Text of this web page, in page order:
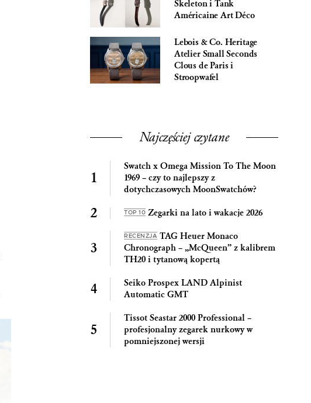
Skeleton i Tank
Américaine Art Déco
Lebois & Co. Heritage
Atelier Small Seconds
Clous de Paris i
Stroopwafel
Najczęściej czytane
Swatch x Omega Mission To The Moon
1969 – czy to najlepszy z
dotychczasowych MoonSwatchów?
TOP 10 Zegarki na lato i wakacje 2026
RECENZJA TAG Heuer Monaco
Chronograph – „McQueen” z kalibrem
TH20 i tytanową kopertą
Seiko Prospex LAND Alpinist
Automatic GMT
Tissot Seastar 2000 Professional –
profesjonalny zegarek nurkowy w
pomniejszonej wersji